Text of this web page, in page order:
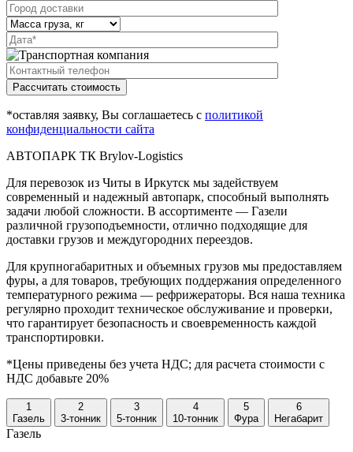
Рассчитать стоимость
*оставляя заявку, Вы соглашаетесь с политикой
конфиденциальности сайта
АВТОПАРК ТК Brylov-Logistics
Для перевозок из Читы в Иркутск мы задействуем
современный и надежный автопарк, способный выполнять
задачи любой сложности. В ассортименте — Газели
различной грузоподъемности, отлично подходящие для
доставки грузов и междугородних переездов.
Для крупногабаритных и объемных грузов мы предоставляем
фуры, а для товаров, требующих поддержания определенного
температурного режима — рефрижераторы. Вся наша техника
регулярно проходит техническое обслуживание и проверки,
что гарантирует безопасность и своевременность каждой
транспортировки.
*Цены приведены без учета НДС; для расчета стоимости с
НДС добавьте 20%
1
Газель
2
3-тонник
3
5-тонник
4
10-тонник
5
Фура
6
Негабарит
Газель